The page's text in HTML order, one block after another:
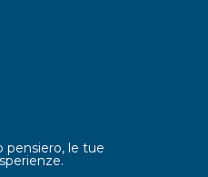
pensiero, le tue